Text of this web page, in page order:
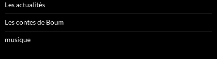
Les actualitès
Les contes de Boum
musique